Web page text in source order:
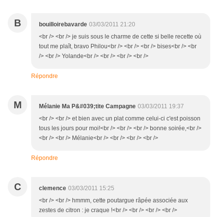
B bouilloirebavarde 03/03/2011 21:20
<br /> <br /> je suis sous le charme de cette si belle recette où
tout me plaît, bravo Philou<br /> <br /> <br /> bises<br /> <br
/> <br /> Yolande<br /> <br /> <br /> <br />
Répondre
M Mélanie Ma P&#039;tite Campagne 03/03/2011 19:37
<br /> <br /> et bien avec un plat comme celui-ci c'est poisson
tous les jours pour moi!<br /> <br /> <br /> bonne soirée,<br />
<br /> <br /> Mélanie<br /> <br /> <br /> <br />
Répondre
C clemence 03/03/2011 15:25
<br /> <br /> hmmm, cette poutargue râpée associée aux
zestes de citron : je craque !<br /> <br /> <br /> <br />